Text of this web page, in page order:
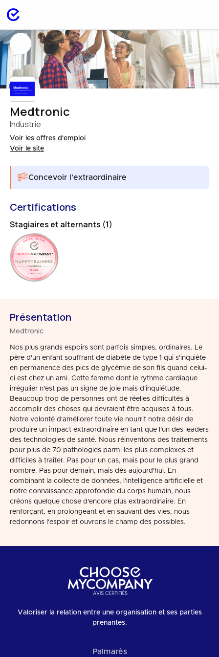
Medtronic
Industrie
Voir les offres d'emploi
Voir le site
Concevoir l'extraordinaire
Certifications
Stagiaires et alternants (1)
HAPPYTRAINEES
FRANCE
AUG 2025
Présentation
Medtronic
Nos plus grands espoirs sont parfois simples, ordinaires. Le
père d'un enfant souffrant de diabète de type 1 qui s'inquiète
en permanence des pics de glycémie de son fils quand celui-
ci est chez un ami. Cette femme dont le rythme cardiaque
irrégulier n'est pas un signe de joie mais d'inquiétude.
Beaucoup trop de personnes ont de réelles difficultés à
accomplir des choses qui devraient être acquises à tous.
Notre volonté d'améliorer toute vie nourrit notre désir de
produire un impact extraordinaire en tant que l'un des leaders
des technologies de santé. Nous réinventons des traitements
pour plus de 70 pathologies parmi les plus complexes et
difficiles à traiter. Pas pour un cas, mais pour le plus grand
nombre. Pas pour demain, mais dès aujourd'hui. En
combinant la collecte de données, l'intelligence artificielle et
notre connaissance approfondie du corps humain, nous
créons quelque chose d'encore plus extraordinaire. En
renforçant, en prolongeant et en sauvant des vies, nous
redonnons l'espoir et ouvrons le champ des possibles.
Valoriser la relation entre une organisation et ses parties
prenantes.
Palmarès